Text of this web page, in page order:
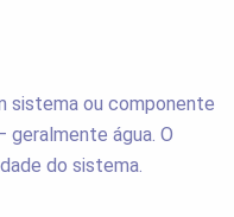
sistema ou componente
geralmente água. O
do sistema.